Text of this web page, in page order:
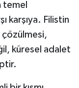
temel
karşıya. Filistin
çözülmesi,
küresel adalet